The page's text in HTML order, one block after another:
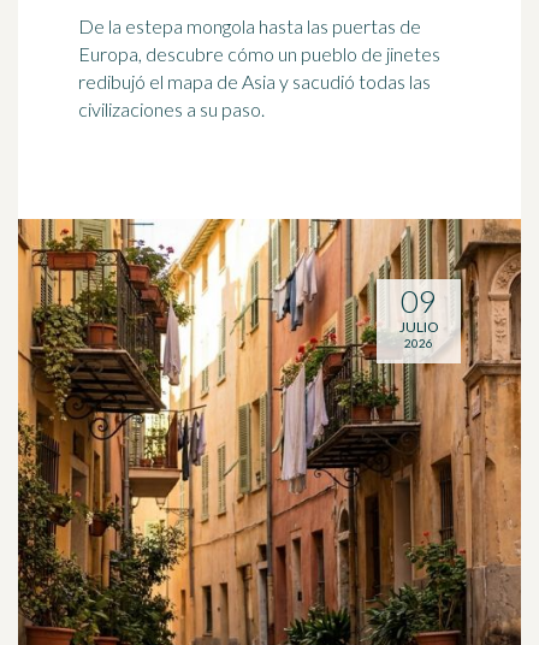
De la estepa mongola hasta las puertas de
Europa, descubre cómo un pueblo de jinetes
redibujó el mapa de Asia y sacudió todas las
civilizaciones a su paso.
09
JULIO
2026